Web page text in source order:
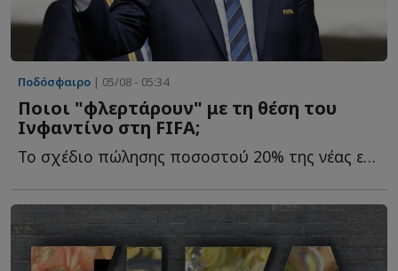
Ποδόσφαιρο | 05/08 - 05:34
Ποιοι "φλερτάρουν" με τη θέση του
Ινφαντίνο στη FIFA;
Το σχέδιο πώλησης ποσοστού 20% της νέας εμπορικής εταιρείας τ...